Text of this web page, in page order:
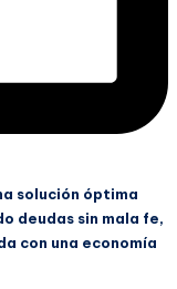
solución óptima
deudas sin mala fe,
con una economía